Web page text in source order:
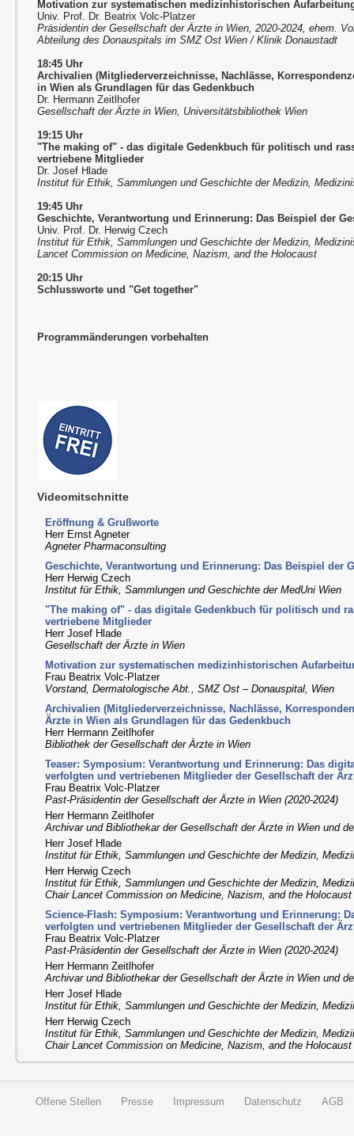
Motivation zur systematischen medizinhistorischen
Univ. Prof. Dr. Beatrix Volc-Platzer
Präsidentin der Gesellschaft der Ärzte in Wien, 2020-2024, ehem.
Abteilung des Donauspitals im SMZ Ost Wien / Klinik Donaustadt
18:45 Uhr
Archivalien (Mitgliederverzeichnisse, Nachlässe,
in Wien als Grundlagen für das Gedenkbuch
Dr. Hermann Zeitlhofer
Gesellschaft der Ärzte in Wien, Universitätsbibliothek Wien
19:15 Uhr
"The making of" - das digitale Gedenkbuch für politisch und
vertriebene Mitglieder
Dr. Josef Hlade
Institut für Ethik, Sammlungen und Geschichte der Medizin,
19:45 Uhr
Geschichte, Verantwortung und Erinnerung: Das Beispiel der
Univ. Prof. Dr. Herwig Czech
Institut für Ethik, Sammlungen und Geschichte der Medizin,
Lancet Commission on Medicine, Nazism, and the Holocaust
20:15 Uhr
Schlussworte und "Get together"
Programmänderungen vorbehalten
Videomitschnitte
Eröffnung & Grußworte
Herr Ernst Agneter
Agneter Pharmaconsulting
Geschichte, Verantwortung und Erinnerung: Das Beispiel der
Herr Herwig Czech
Institut für Ethik, Sammlungen und Geschichte der MedUni Wien
"The making of" - das digitale Gedenkbuch für politisch und
vertriebene Mitglieder
Herr Josef Hlade
Gesellschaft der Ärzte in Wien
Motivation zur systematischen medizinhistorischen
Frau Beatrix Volc-Platzer
Vorstand, Dermatologische Abt., SMZ Ost – Donauspital, Wien
Archivalien (Mitgliederverzeichnisse, Nachlässe,
Ärzte in Wien als Grundlagen für das Gedenkbuch
Herr Hermann Zeitlhofer
Bibliothek der Gesellschaft der Ärzte in Wien
Teaser: Symposium: Verantwortung und Erinnerung: Das
verfolgten und vertriebenen Mitglieder der Gesellschaft der
Frau Beatrix Volc-Platzer
Past-Präsidentin der Gesellschaft der Ärzte in Wien (2020-2024)
Herr Hermann Zeitlhofer
Archivar und Bibliothekar der Gesellschaft der Ärzte in Wien und
Herr Josef Hlade
Institut für Ethik, Sammlungen und Geschichte der Medizin,
Herr Herwig Czech
Institut für Ethik, Sammlungen und Geschichte der Medizin,
Chair Lancet Commission on Medicine, Nazism, and the Holocaust
Science-Flash: Symposium: Verantwortung und Erinnerung:
verfolgten und vertriebenen Mitglieder der Gesellschaft der
Frau Beatrix Volc-Platzer
Past-Präsidentin der Gesellschaft der Ärzte in Wien (2020-2024)
Herr Hermann Zeitlhofer
Archivar und Bibliothekar der Gesellschaft der Ärzte in Wien und
Herr Josef Hlade
Institut für Ethik, Sammlungen und Geschichte der Medizin,
Herr Herwig Czech
Institut für Ethik, Sammlungen und Geschichte der Medizin,
Chair Lancet Commission on Medicine, Nazism, and the Holocaust
Offene Stellen Presse Impressum Datenschutz AGB